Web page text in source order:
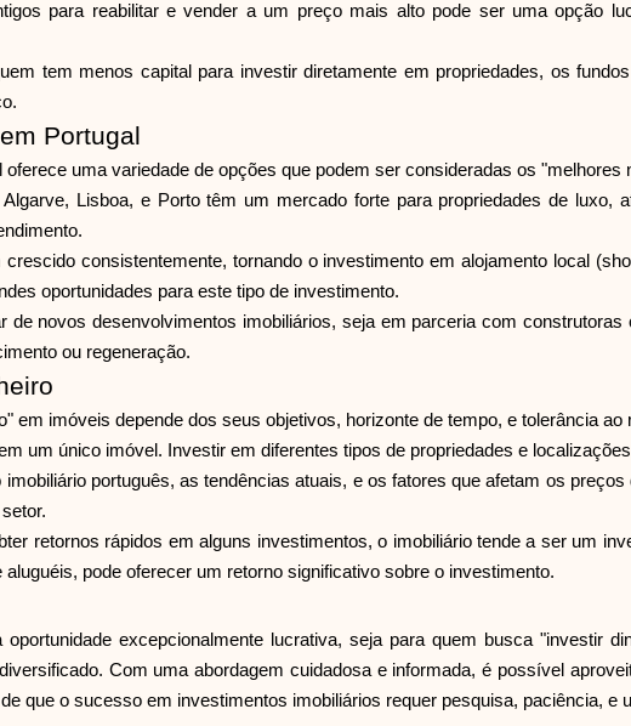
para reabilitar e vender a um preço mais alto pode ser uma opção
tem menos capital para investir diretamente em propriedades, os
Portugal
uma variedade de opções que podem ser consideradas os "melhores
Lisboa, e Porto têm um mercado forte para propriedades de luxo,
consistentemente, tornando o investimento em alojamento local
oportunidades para este tipo de investimento.
novos desenvolvimentos imobiliários, seja em parceria com
ou regeneração.
em imóveis depende dos seus objetivos, horizonte de tempo, e tolerância
um único imóvel. Investir em diferentes tipos de propriedades e
português, as tendências atuais, e os fatores que afetam os
retornos rápidos em alguns investimentos, o imobiliário tende a ser um
pode oferecer um retorno significativo sobre o investimento.
excepcionalmente lucrativa, seja para quem busca "investir
Com uma abordagem cuidadosa e informada, é possível
que o sucesso em investimentos imobiliários requer pesquisa, paciência, e